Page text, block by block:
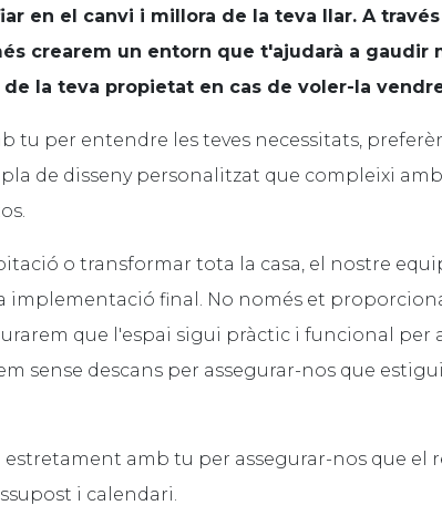
en el canvi i millora de la teva llar. A
crearem un entorn que t'ajudarà a gaudir
la teva propietat en cas de voler-la
per entendre les teves necessitats,
de disseny personalitzat que compleixi
o transformar tota la casa, el nostre
implementació final. No només et
que l'espai sigui pràctic i funcional per
sense descans per assegurar-nos que
amb tu per assegurar-nos que el
i calendari.